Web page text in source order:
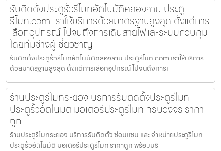
รับติดตั้งประตูรั้วรีโมทอัตโนมัติคลองสาน ประตู
รีโมท.com เราให้บริการด้วยมาตรฐานสูงสุด ตั้งแต่การ
เลือกอุปกรณ์ ไปจนถึงการเดินสายไฟและระบบควบคุม
โดยทีมช่างผู้เชี่ยวชาญ
รับติดตั้งประตูรั้วรีโมทอัตโนมัติคลองสาน ประตูรีโมท.com เราให้บริการ
ด้วยมาตรฐานสูงสุด ตั้งแต่การเลือกอุปกรณ์ ไปจนถึงการเ
ร้านประตูรีโมทระยอง บริการรับติดตั้งประตูรีโมท
ประตูรั้วอัตโนมัติ มอเตอร์ประตูรีโมท ครบวงจร ราคา
ถูก
ร้านประตูรีโมทระยอง บริการรับติดตั้ง ซ่อมแซม และ จำหน่ายประตูรีโมท
ประตูรั้วอัตโนมัติ มอเตอร์ประตูรีโมท ราคาถูก พร้อมบริ